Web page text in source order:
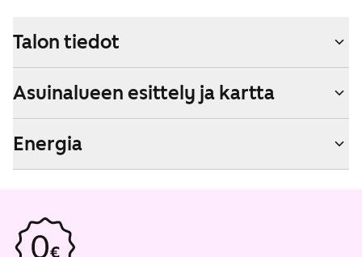
Talon tiedot
Asuinalueen esittely ja kartta
Energia